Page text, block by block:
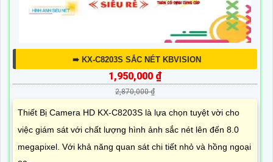
➠ KX-C8203S SẮC NÉT KBVISION
1,950,000 ₫
2,870,000 ₫
Thiết Bị Camera HD KX-C8203S là lựa chọn tuyệt vời cho
việc giám sát với chất lượng hình ảnh sắc nét lên đến 8.0
megapixel. Với khả năng quan sát chi tiết nhỏ và hồng ngoại